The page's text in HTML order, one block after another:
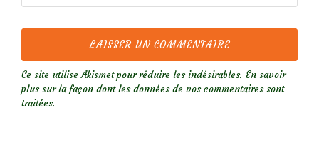
Ce site utilise Akismet pour réduire les indésirables. En savoir
plus sur la façon dont les données de vos commentaires sont
traitées.